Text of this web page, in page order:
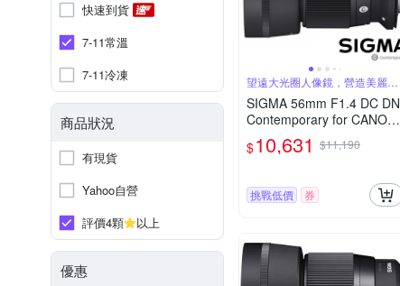
快速到貨
7-11常溫
7-11冷凍
商品狀況
有現貨
Yahoo自營
評價4顆
以上
優惠
望遠大光圈人像鏡，營造美麗淺
景深
SIGMA 56mm F1.4 DC DN
Contemporary for CANON
RF 接環 (公司貨) 望遠大光
圈定焦鏡 人像鏡 APS-C 無
$10,631 $11,190
挑戰低價 券